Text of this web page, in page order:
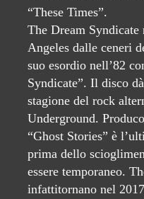
“These Times”.
The Dream Syndicate
Angeles dalle ceneri
suo esordio nell’82
Syndicate”. Il disco
stagione del rock
Underground.
“Ghost Stories” è
prima dello
essere temporaneo.
infattitornano nel